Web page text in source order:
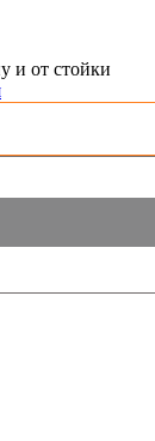
и от стойки